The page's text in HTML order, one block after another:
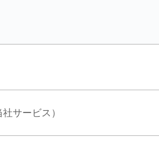
サービス）